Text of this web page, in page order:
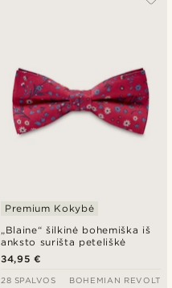
„Blaine“ šilkinė bohemiška iš
anksto surišta peteliškė
Premium Kokybė
34,95 €
28 SPALVOS BOHEMIAN REVOLT